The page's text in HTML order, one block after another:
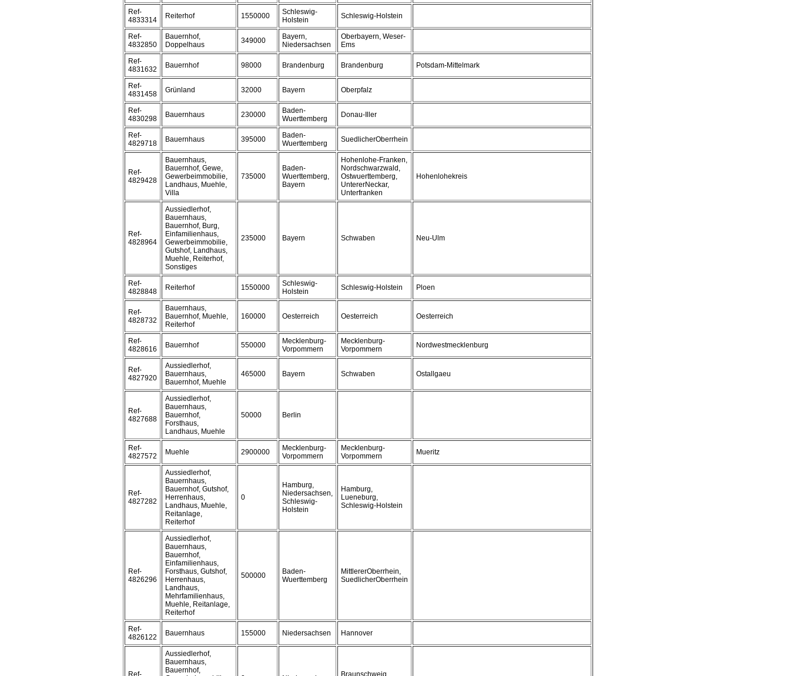
Ref-
4833314
Reiterhof 1550000
Schleswig-
Holstein
Schleswig-Holstein
Ref-
4832850
Bauernhof,
Doppelhaus
349000
Bayern,
Niedersachsen
Oberbayern, Weser-
Ems
Ref-
4831632
Bauernhof 98000 Brandenburg Brandenburg Potsdam-Mittelmark
Ref-
4831458
Grünland 32000 Bayern Oberpfalz
Ref-
4830298
Bauernhaus 230000
Baden-
Wuerttemberg
Donau-Iller
Ref-
4829718
Bauernhaus 395000
Baden-
Wuerttemberg
SuedlicherOberrhein
Ref-
4829428
Bauernhaus,
Bauernhof, Gewe,
Gewerbeimmobilie,
Landhaus, Muehle,
Villa
735000
Baden-
Wuerttemberg,
Bayern
Hohenlohe-Franken,
Nordschwarzwald,
Ostwuerttemberg,
UntererNeckar,
Unterfranken
Hohenlohekreis
Ref-
4828964
Aussiedlerhof,
Bauernhaus,
Bauernhof, Burg,
Einfamilienhaus,
Gewerbeimmobilie,
Gutshof, Landhaus,
Muehle, Reiterhof,
Sonstiges
235000 Bayern Schwaben Neu-Ulm
Ref-
4828848
Reiterhof 1550000
Schleswig-
Holstein
Schleswig-Holstein Ploen
Ref-
4828732
Bauernhaus,
Bauernhof, Muehle,
Reiterhof
160000 Oesterreich Oesterreich Oesterreich
Ref-
4828616
Bauernhof 550000
Mecklenburg-
Vorpommern
Mecklenburg-
Vorpommern
Nordwestmecklenburg
Ref-
4827920
Aussiedlerhof,
Bauernhaus,
Bauernhof, Muehle
465000 Bayern Schwaben Ostallgaeu
Ref-
4827688
Aussiedlerhof,
Bauernhaus,
Bauernhof,
Forsthaus,
Landhaus, Muehle
50000 Berlin
Ref-
4827572
Muehle 2900000
Mecklenburg-
Vorpommern
Mecklenburg-
Vorpommern
Mueritz
Ref-
4827282
Aussiedlerhof,
Bauernhaus,
Bauernhof, Gutshof,
Herrenhaus,
Landhaus, Muehle,
Reitanlage,
Reiterhof
0
Hamburg,
Niedersachsen,
Schleswig-
Holstein
Hamburg,
Lueneburg,
Schleswig-Holstein
Ref-
4826296
Aussiedlerhof,
Bauernhaus,
Bauernhof,
Einfamilienhaus,
Forsthaus, Gutshof,
Herrenhaus,
Landhaus,
Mehrfamilienhaus,
Muehle, Reitanlage,
Reiterhof
500000
Baden-
Wuerttemberg
MittlererOberrhein,
SuedlicherOberrhein
Ref-
4826122
Bauernhaus 155000 Niedersachsen Hannover
Ref-
Aussiedlerhof,
Bauernhaus,
Bauernhof,
Braunschweig,